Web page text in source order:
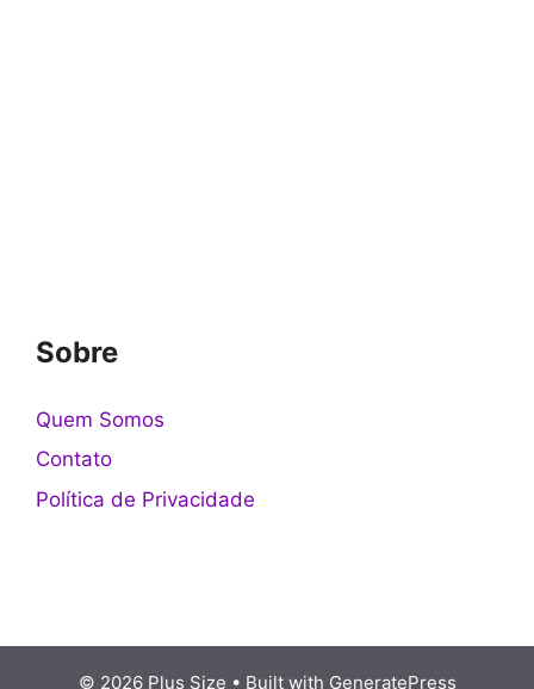
Sobre
Quem Somos
Contato
Política de Privacidade
© 2026 Plus Size • Built with GeneratePress